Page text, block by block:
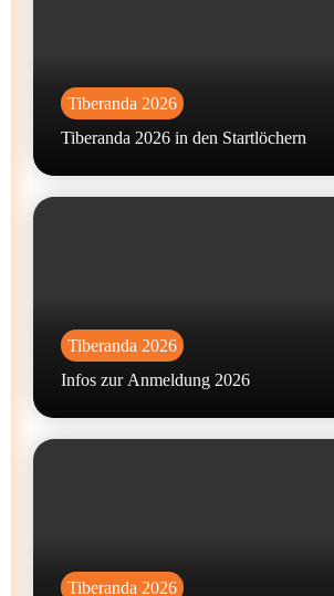
Tiberanda 2026
Tiberanda 2026 in den Startlöchern
Tiberanda 2026
Infos zur Anmeldung 2026
Tiberanda 2026